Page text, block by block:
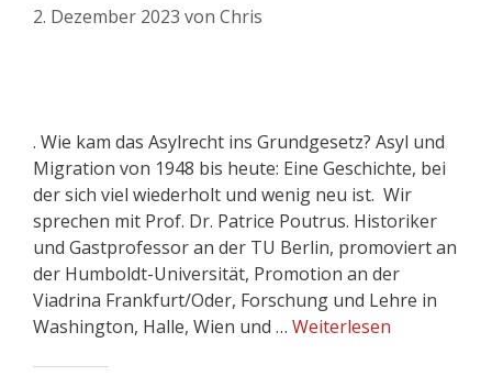
2. Dezember 2023 von Chris
. Wie kam das Asylrecht ins Grundgesetz? Asyl und
Migration von 1948 bis heute: Eine Geschichte, bei
der sich viel wiederholt und wenig neu ist. Wir
sprechen mit Prof. Dr. Patrice Poutrus. Historiker
und Gastprofessor an der TU Berlin, promoviert an
der Humboldt-Universität, Promotion an der
Viadrina Frankfurt/Oder, Forschung und Lehre in
Washington, Halle, Wien und … Weiterlesen